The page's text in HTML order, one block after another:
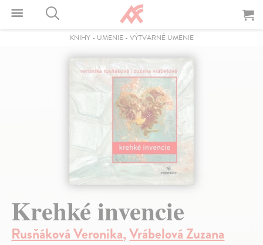
KNIHY- UMENIE- VÝTVARNÉ UMENIE
Krehké invencie
Rusňáková Veronika,Vrábelová Zuzana